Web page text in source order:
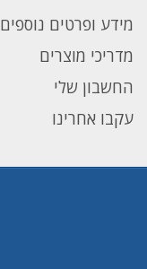
מידע ופרטים נוספים
מדריכי מוצרים
החשבון שלי
עקבו אחרינו